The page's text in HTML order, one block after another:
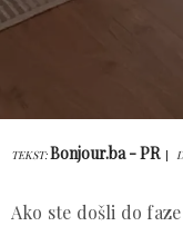
TEKST:Bonjour.ba - PR
Ako ste došli do